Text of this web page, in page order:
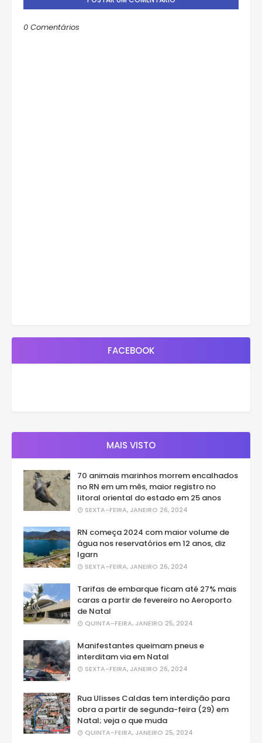
0 Comentários
FACEBOOK
MAIS VISTO
70 animais marinhos morrem encalhados
no RN em um mês, maior registro no
litoral oriental do estado em 25 anos
SEXTA-FEIRA, JANEIRO 26, 2024
RN começa 2024 com maior volume de
água nos reservatórios em 12 anos, diz
Igarn
SEXTA-FEIRA, JANEIRO 26, 2024
Tarifas de embarque ficam até 27% mais
caras a partir de fevereiro no Aeroporto
de Natal
QUINTA-FEIRA, JANEIRO 25, 2024
Manifestantes queimam pneus e
interditam via em Natal
SEXTA-FEIRA, JANEIRO 26, 2024
Rua Ulisses Caldas tem interdição para
obra a partir de segunda-feira (29) em
Natal; veja o que muda
QUINTA-FEIRA, JANEIRO 25, 2024